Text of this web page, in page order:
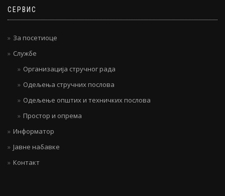
СЕРВИС
За посетиоце
Службе
Организација стручног рада
Одељења стручних послова
Одељење општих и техничких послова
Простор и опрема
Информатор
Јавне набавке
Контакт